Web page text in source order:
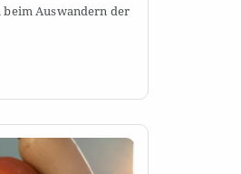
Auswandern der